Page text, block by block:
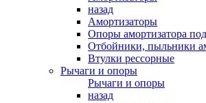
назад
Амортизаторы
Опоры амортизатора
Отбойники, пыльники
Втулки рессорные
Рычаги и опоры
Рычаги и опоры
назад